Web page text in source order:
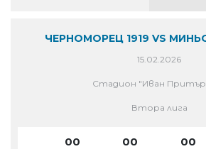
ЧЕРНОМОРЕЦ 1919 VS
15.02.2026
Стадион "Иван
Втора лига
00 00 00